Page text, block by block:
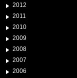
2012
2011
2010
2009
2008
2007
2006